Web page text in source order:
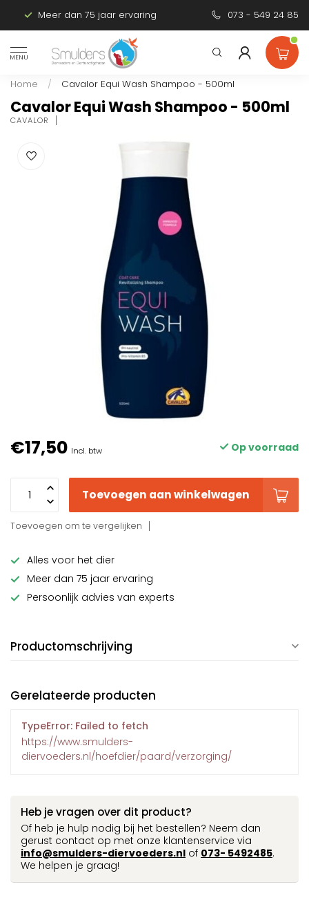
Meer dan 75 jaar ervaring Persoonlijk
073 - 549 24 85
MENU
Home / Cavalor Equi Wash Shampoo - 500ml
Cavalor Equi Wash Shampoo - 500ml
CAVALOR
€17,50 Incl. btw Op voorraad
Toevoegen aan winkelwagen
Toevoegen om te vergelijken
Alles voor het dier
Meer dan 75 jaar ervaring
Persoonlijk advies van experts
Productomschrijving
Gerelateerde producten
TypeError: Failed to fetch
https://www.smulders-
diervoeders.nl/hoefdier/paard/verzorging/
Heb je vragen over dit product?
Of heb je hulp nodig bij het bestellen? Neem dan
gerust contact op met onze klantenservice via
info@smulders-diervoeders.nl of 073- 5492485.
We helpen je graag!